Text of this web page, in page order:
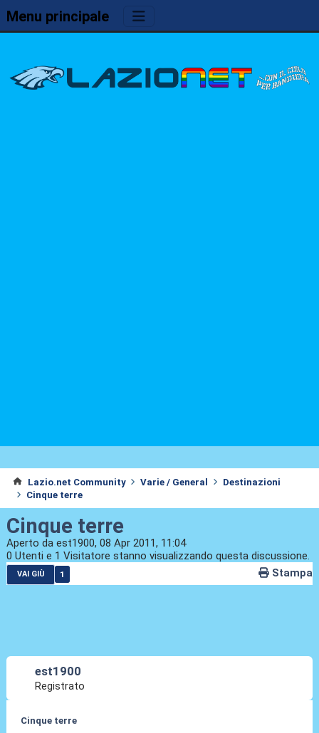
Menu principale
Lazio.net Community Varie / General
Destinazioni
Cinque terre
Cinque terre
Aperto da est1900, 08 Apr 2011, 11:04
0 Utenti e 1 Visitatore stanno visualizzando questa discussione.
VAI GIÙ 1 Stampa
est1900
Registrato
Cinque terre